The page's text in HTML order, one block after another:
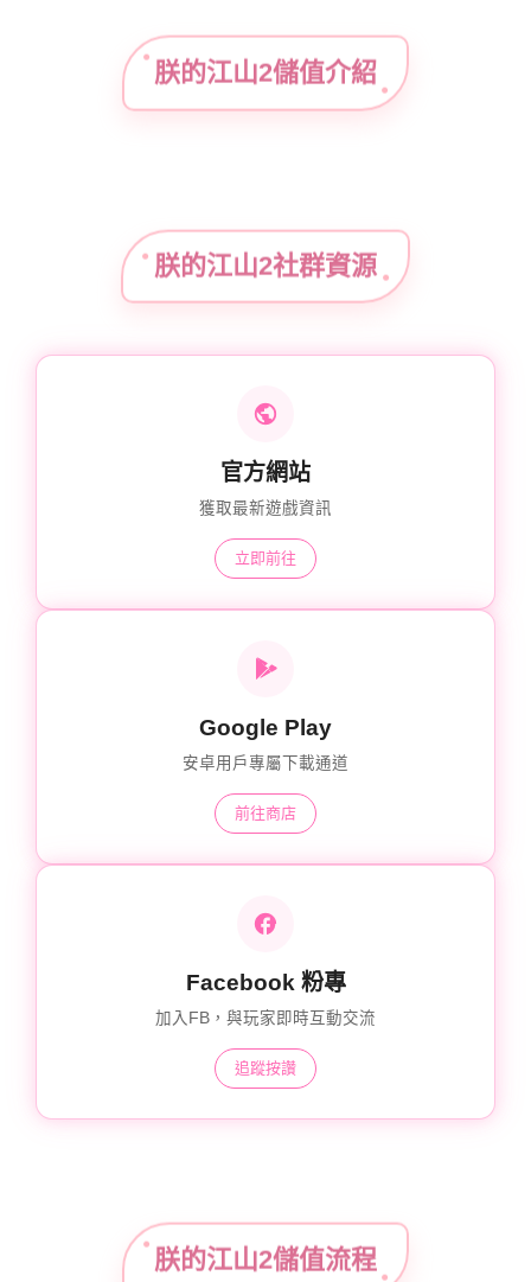
朕的江山2儲值介紹
朕的江山2社群資源
官方網站
獲取最新遊戲資訊
立即前往
Google Play
安卓用戶專屬下載通道
前往商店
Facebook 粉專
加入FB，與玩家即時互動交流
追蹤按讚
朕的江山2儲值流程